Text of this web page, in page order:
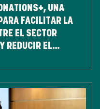
UNA
FACILITAR LA
EL SECTOR
REDUCIR EL